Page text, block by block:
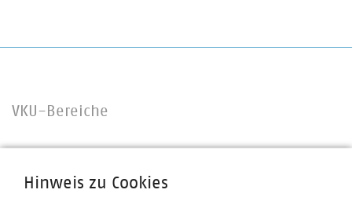
VKU-Bereiche
Hinweis zu Cookies